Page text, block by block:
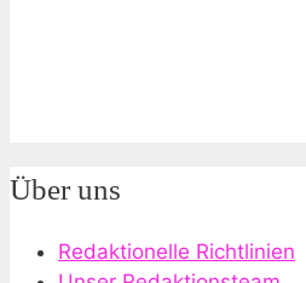
Über uns
Redaktionelle Richtlinien